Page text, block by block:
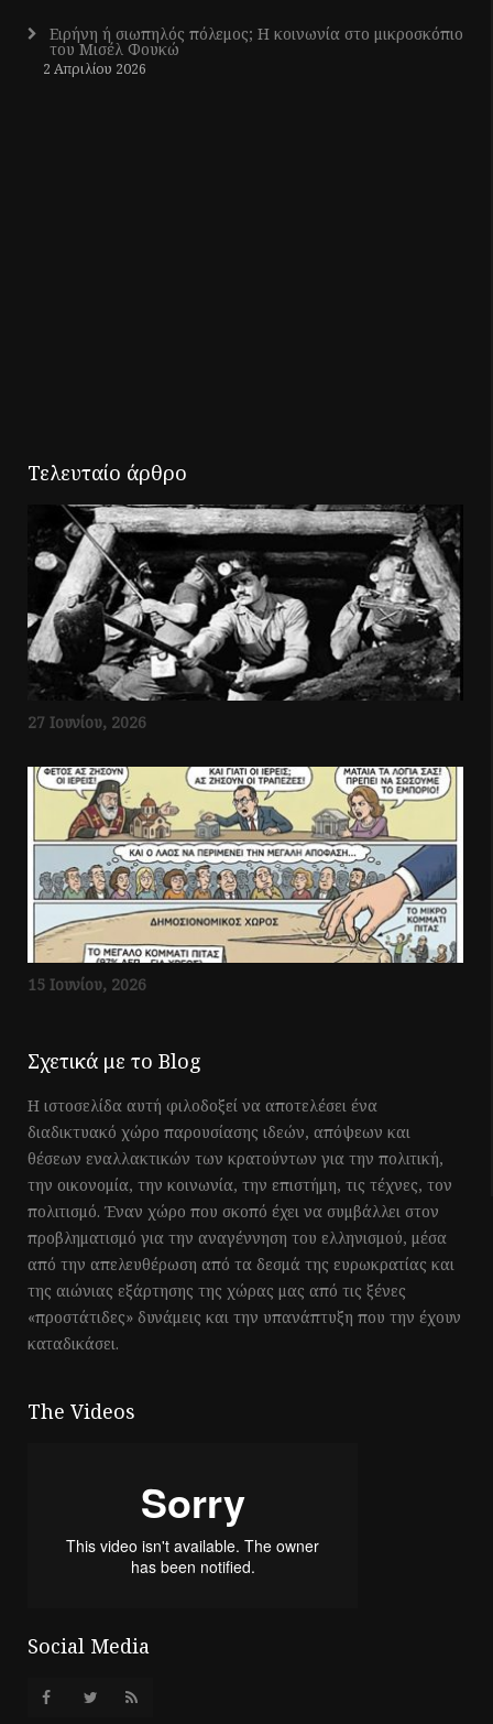
Ειρήνη ή σιωπηλός πόλεμος; Η κοινωνία στο μικροσκόπιο
του Μισέλ Φουκώ
2 Απριλίου 2026
Τελευταίο άρθρο
27 Ιουνίου, 2026
15 Ιουνίου, 2026
Σχετικά με το Blog
Η ιστοσελίδα αυτή φιλοδοξεί να αποτελέσει ένα
διαδικτυακό χώρο παρουσίασης ιδεών, απόψεων και
θέσεων εναλλακτικών των κρατούντων για την πολιτική,
την οικονομία, την κοινωνία, την επιστήμη, τις τέχνες, τον
πολιτισμό. Έναν χώρο που σκοπό έχει να συμβάλλει στον
προβληματισμό για την αναγέννηση του ελληνισμού, μέσα
από την απελευθέρωση από τα δεσμά της ευρωκρατίας και
της αιώνιας εξάρτησης της χώρας μας από τις ξένες
«προστάτιδες» δυνάμεις και την υπανάπτυξη που την έχουν
καταδικάσει.
The Videos
Social Media